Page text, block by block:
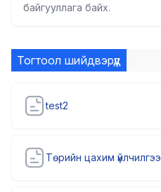
байгууллага байх.
Тогтоол шийдвэрүүд
test2
Төрийн цахим үйлчилгээ